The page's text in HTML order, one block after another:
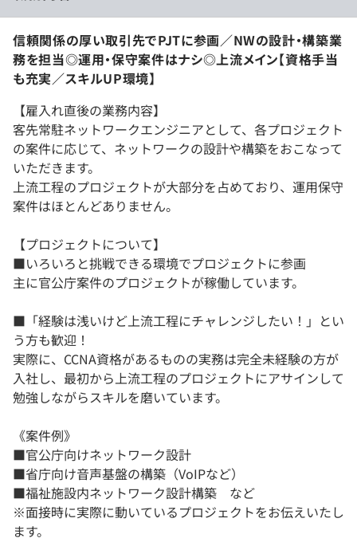
信頼関係の厚い取引先でPJTに参画／NWの設計・構築業
務を担当◎運用・保守案件はナシ◎上流メイン【資格手当
も充実／スキルUP環境】
【雇入れ直後の業務内容】
客先常駐ネットワークエンジニアとして、各プロジェクト
の案件に応じて、ネットワークの設計や構築をおこなって
いただきます。
上流工程のプロジェクトが大部分を占めており、運用保守
案件はほとんどありません。
【プロジェクトについて】
■いろいろと挑戦できる環境でプロジェクトに参画
主に官公庁案件のプロジェクトが稼働しています。
■「経験は浅いけど上流工程にチャレンジしたい！」とい
う方も歓迎！
実際に、CCNA資格があるものの実務は完全未経験の方が
入社し、最初から上流工程のプロジェクトにアサインして
勉強しながらスキルを磨いています。
《案件例》
■官公庁向けネットワーク設計
■省庁向け音声基盤の構築（VoIPなど）
■福祉施設内ネットワーク設計構築 など
※面接時に実際に動いているプロジェクトをお伝えいたし
ます。